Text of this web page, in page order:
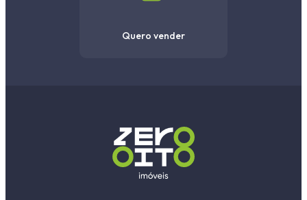
Quero vender